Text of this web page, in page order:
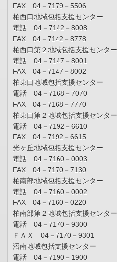
FAX 04－7179－5506
柏西口地域包括支援センター
電話 04－7142－8008
FAX 04－7142－8778
柏西口第２地域包括支援センター
電話 04－7147－8001
FAX 04－7147－8002
柏東口地域包括支援センター
電話 04－7168－7070
FAX 04－7168－7770
柏東口第２地域包括支援センター
電話 04－7192－6610
FAX 04－7192－6615
光ヶ丘地域包括支援センター
電話 04－7160－0003
FAX 04－7170－7130
柏南部地域包括支援センター
電話 04－7160－0002
FAX 04－7160－0220
柏南部第２地域包括支援センター
電話 04－7170－9300
ＦＡＸ 04－7170－9301
沼南地域包括支援センター
電話 04－7190－1900